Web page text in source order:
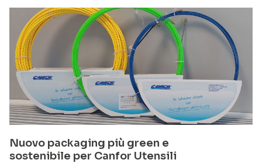
Nuovo packaging più green e
sostenibile per Canfor Utensili